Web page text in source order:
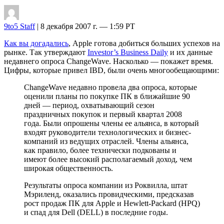
9to5 Staff| 8 декабря 2007 г. — 1:59 PT
Как вы догадались, Apple готова добиться больших успехов на
рынке. Так утверждают Investor’s Business Daily и их данные
недавнего опроса ChangeWave. Насколько — покажет время.
Цифры, которые привел IBD, были очень многообещающими:
ChangeWave недавно провела два опроса, которые
оценили планы по покупке ПК в ближайшие 90
дней — период, охватывающий сезон
праздничных покупок и первый квартал 2008
года. Были опрошены члены ее альянса, в который
входят руководители технологических и бизнес-
компаний из ведущих отраслей. Члены альянса,
как правило, более технически подкованы и
имеют более высокий располагаемый доход, чем
широкая общественность.
Результаты опроса компании из Роквилла, штат
Мэриленд, оказались провидческими, предсказав
рост продаж ПК для Apple и Hewlett-Packard (HPQ)
и спад для Dell (DELL) в последние годы.